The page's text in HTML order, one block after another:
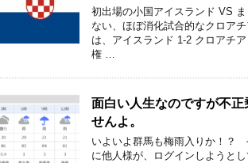
初出場の小国アイスランド VS
ない、ほぼ消化試合的なクロア
は、アイスランド 1-2 クロアチア
権 …
面白い人生なのですが不正
せんよ。
いよいよ群馬も梅雨入りか！？
に他人様が、ログインしようと